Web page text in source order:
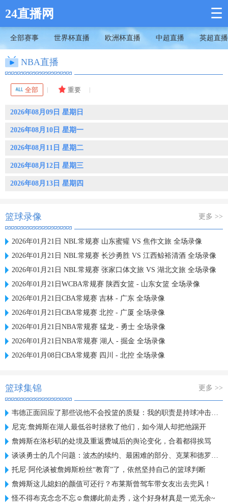
24直播网 ☰
全部赛事 世界杯直播 欧洲杯直播 中超直播 英超直播
NBA直播
2026年08月09日 星期日
2026年08月10日 星期一
2026年08月11日 星期二
2026年08月12日 星期三
2026年08月13日 星期四
篮球录像 更多 >>
2026年01月21日 NBL常规赛 山东蜜獾 VS 焦作文旅 全场录像
2026年01月21日 NBL常规赛 长沙勇胜 VS 江西鲸裕清酒 全场录像
2026年01月21日 NBL常规赛 张家口体文旅 VS 湖北文旅 全场录像
2026年01月21日WCBA常规赛 陕西女篮 - 山东女篮 全场录像
2026年01月21日CBA常规赛 吉林 - 广东 全场录像
2026年01月21日CBA常规赛 北控 - 广厦 全场录像
2026年01月21日NBA常规赛 猛龙 - 勇士 全场录像
2026年01月21日NBA常规赛 湖人 - 掘金 全场录像
2026年01月08日CBA常规赛 四川 - 北控 全场录像
篮球集锦 更多 >>
韦德正面回应了那些说他不会投篮的质疑：我的职责是持球冲击禁区
尼克:詹姆斯在湖人最低谷时拯救了他们，如今湖人却把他踢开
詹姆斯在洛杉矶的处境及重返费城后的舆论变化，合着都得挨骂
谈谈勇士的几个问题：波杰的续约、最困难的部分、克莱和德罗赞！
托尼·阿伦谈被詹姆斯粉丝“教育”了，依然坚持自己的篮球判断
詹姆斯这儿媳妇的颜值可还行？布莱斯曾驾车带女友出去兜风！
怪不得布克念念不忘☺️詹娜此前走秀，这个好身材真是一览无余~